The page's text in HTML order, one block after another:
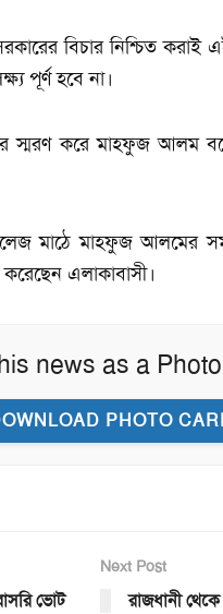
বিচার নিশ্চিত করাই
পূর্ণ হবে না।
করে মাহফুজ আলম
মাঠে মাহফুজ আলমের
এলাকাবাসী।
news as a
PHOTO
ভোট
Next Post
রাজধানী থেকে